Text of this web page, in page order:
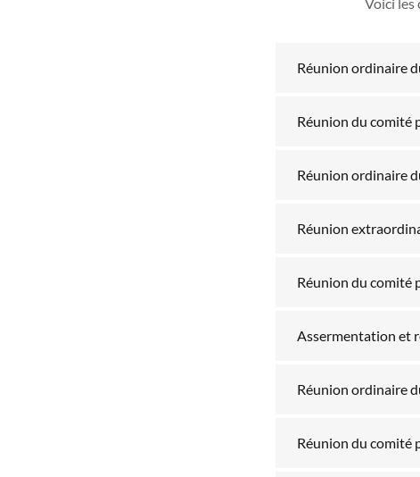
Réunion ordinaire
Réunion du comité
Réunion ordinaire
Réunion
Réunion du comité
Assermentation et
Réunion ordinaire
Réunion du comité